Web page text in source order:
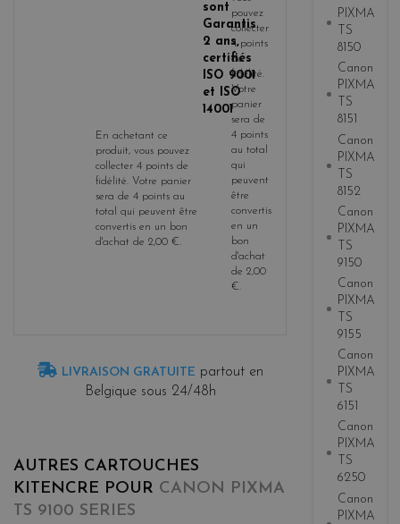
sont
Garantis
2 ans,
certifiés
ISO 9001
et ISO
14001
En achetant ce
produit, vous pouvez
collecter 4 points de
fidélité. Votre panier
sera de 4 points au
total qui peuvent être
convertis en un bon
d'achat de 2,00 €.
pouvez
collecter
4points
de
fidélité.
Votre
panier
sera de
4 points
au total
qui
peuvent
être
convertis
en un
bon
d'achat
de 2,00
€.
LIVRAISON GRATUITE partout en
Belgique sous 24/48h
AUTRES CARTOUCHES
KITENCRE POUR CANON PIXMA
TS 9100 SERIES
PIXMA
TS
8150
Canon
PIXMA
TS
8151
Canon
PIXMA
TS
8152
Canon
PIXMA
TS
9150
Canon
PIXMA
TS
9155
Canon
PIXMA
TS
6151
Canon
PIXMA
TS
6250
Canon
PIXMA